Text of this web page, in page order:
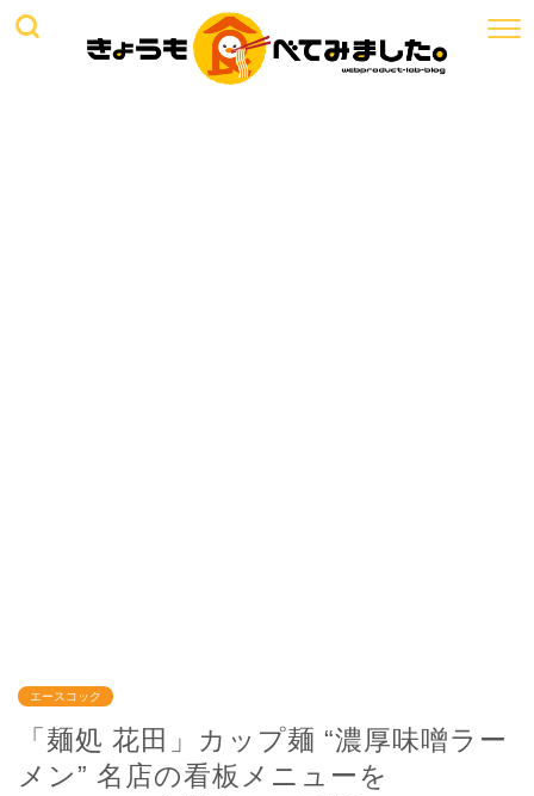
エースコック
「麺処 花田」カップ麺 “濃厚味噌ラー
メン” 名店の看板メニューを